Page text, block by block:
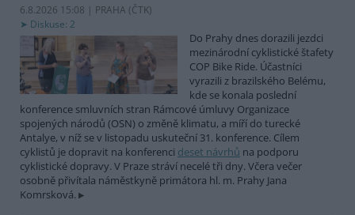
6.8.2026 15:08 | PRAHA (ČTK)
Diskuse: 2
Do Prahy dnes dorazili jezdci
mezinárodní cyklistické štafety
COP Bike Ride. Účastníci
vyrazili z brazilského Belému,
kde se konala poslední
konference smluvních stran Rámcové úmluvy Organizace
spojených národů (OSN) o změně klimatu, a míří do turecké
Antalye, v níž se v listopadu uskuteční 31. konference. Cílem
cyklistů je dopravit na konferenci deset návrhů na podporu
cyklistické dopravy. V Praze stráví necelé tři dny. Včera večer
osobně přivítala náměstkyně primátora hl. m. Prahy Jana
Komrsková.